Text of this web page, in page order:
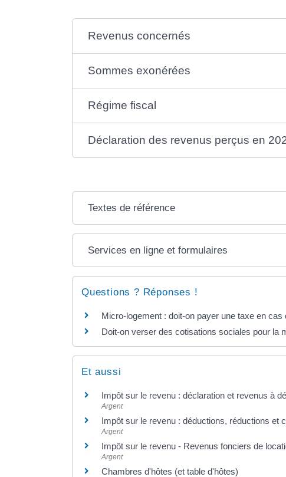
Revenus concernés
Sommes exonérées
Régime fiscal
Déclaration des revenus perçus en
Textes de référence
Services en ligne et formulaires
Questions ? Réponses !
Micro-logement : doit-on payer une taxe en cas
Doit-on verser des cotisations sociales pour la
Et aussi
Impôt sur le revenu : déclaration et revenus à
Argent
Impôt sur le revenu : déductions, réductions et
Argent
Impôt sur le revenu - Revenus fonciers de
Argent
Chambres d'hôtes (et table d'hôtes)